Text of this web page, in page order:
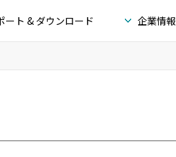
ート & ダウンロード
企業情報